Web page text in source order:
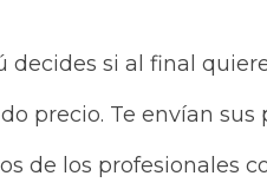
decides si al final
precio. Te envían sus
de los profesionales